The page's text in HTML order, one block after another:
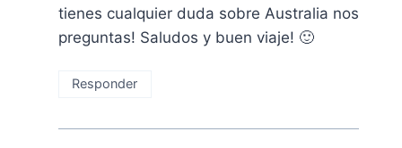
tienes cualquier duda sobre Australia nos
preguntas! Saludos y buen viaje! 🙂
Responder